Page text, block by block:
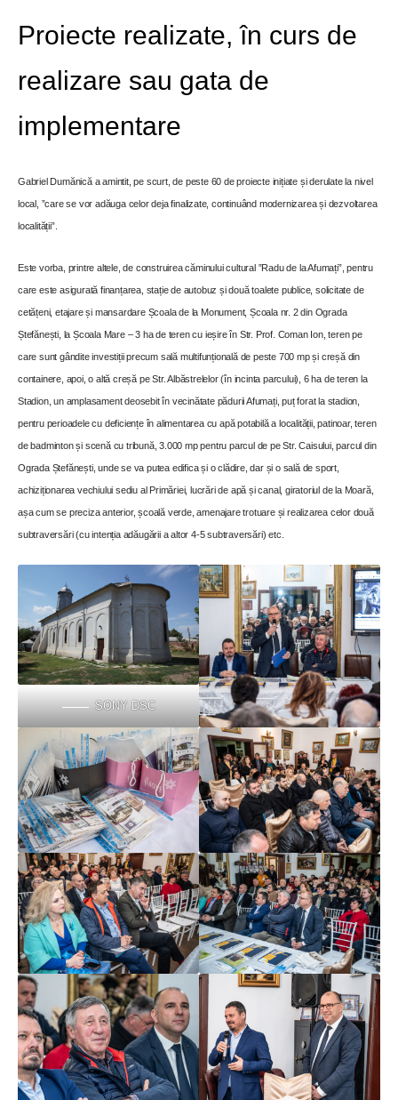
Proiecte realizate, în curs de
realizare sau gata de
implementare
Gabriel Dumănică a amintit, pe scurt, de peste 60 de proiecte inițiate și derulate la nivel
local, ”care se vor adăuga celor deja finalizate, continuând modernizarea și dezvoltarea
localității”.
Este vorba, printre altele, de construirea căminului cultural ”Radu de la Afumați”, pentru
care este asigurată finanțarea, stație de autobuz și două toalete publice, solicitate de
cetățeni, etajare și mansardare Școala de la Monument, Școala nr. 2 din Ograda
Ștefănești, la Școala Mare – 3 ha de teren cu ieșire în Str. Prof. Coman Ion, teren pe
care sunt gândite investiții precum sală multifunțională de peste 700 mp și creșă din
containere, apoi, o altă creșă pe Str. Albăstrelelor (în incinta parcului), 6 ha de teren la
Stadion, un amplasament deosebit în vecinătate pădurii Afumați, puț forat la stadion,
pentru perioadele cu deficiențe în alimentarea cu apă potabilă a localității, patinoar, teren
de badminton și scenă cu tribună, 3.000 mp pentru parcul de pe Str. Caisului, parcul din
Ograda Ștefănești, unde se va putea edifica și o clădire, dar și o sală de sport,
achiziționarea vechiului sediu al Primăriei, lucrări de apă și canal, giratoriul de la Moară,
așa cum se preciza anterior, școală verde, amenajare trotuare și realizarea celor două
subtraversări (cu intenția adăugării a altor 4-5 subtraversări) etc.
SONY DSC